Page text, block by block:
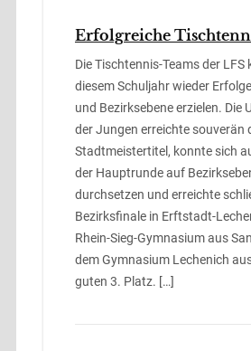
Erfolgreiche
Die Tischtennis-Teams der LFS
diesem Schuljahr wieder
und Bezirksebene erzielen. Die
der Jungen erreichte souverän
Stadtmeistertitel, konnte sich
der Hauptrunde auf
durchsetzen und erreichte
Bezirksfinale in Erftstadt-
Rhein-Sieg-Gymnasium aus
dem Gymnasium Lechenich
guten 3. Platz. […]